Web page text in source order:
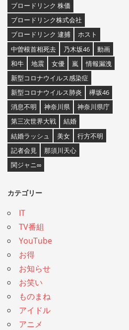
ブロードリンク 株価
ブロードリンク株式会社
ブロードリンク 逮捕
ホスト
中曽根首相死去
乃木坂46
動画
和牛
地震 女優 嵐
情報漏洩
新型コロナウイルス感染症
新型コロナウイルス肺炎
欅坂46
消息不明
神奈川県
神奈川県庁
第三次世界大戦
結婚
結婚ラッシュ
美女
行方不明
記者会見
那須川天心
関ジャニ∞
カテゴリー
IT
TV番組
YouTube
お得
お知らせ
お笑い
ものまね
アイドル
アニメ